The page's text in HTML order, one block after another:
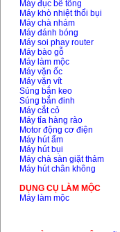
Máy đục bê tông
Máy khò nhiệt thổi bụi
Máy chà nhám
Máy đánh bóng
Máy soi phay router
Máy bào gỗ
Máy làm mộc
Máy vặn ốc
Máy vặn vít
Súng bắn keo
Súng bắn đinh
Máy cắt cỏ
Máy tỉa hàng rào
Motor động cơ điện
Máy hút ẩm
Máy hút bụi
Máy chà sàn giặt thảm
Máy hút chân không
DỤNG CỤ LÀM MỘC
Máy làm mộc